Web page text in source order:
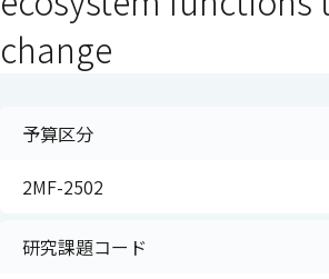
change
予算区分
2MF-2502
研究課題コード